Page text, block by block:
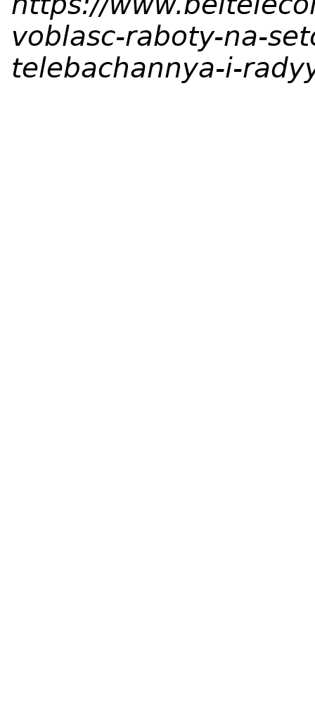
voblasc-raboty-na-
telebachannya-i-